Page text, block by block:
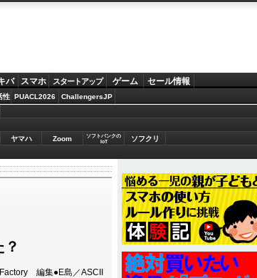
バ スマホ スタートアップ ゲーム セール情報
性 PUACL2026 ChallengersJP
ヤマハ Zoom
ソフトバンクの
IoT
ソフクリ
編集●E島／ASCII